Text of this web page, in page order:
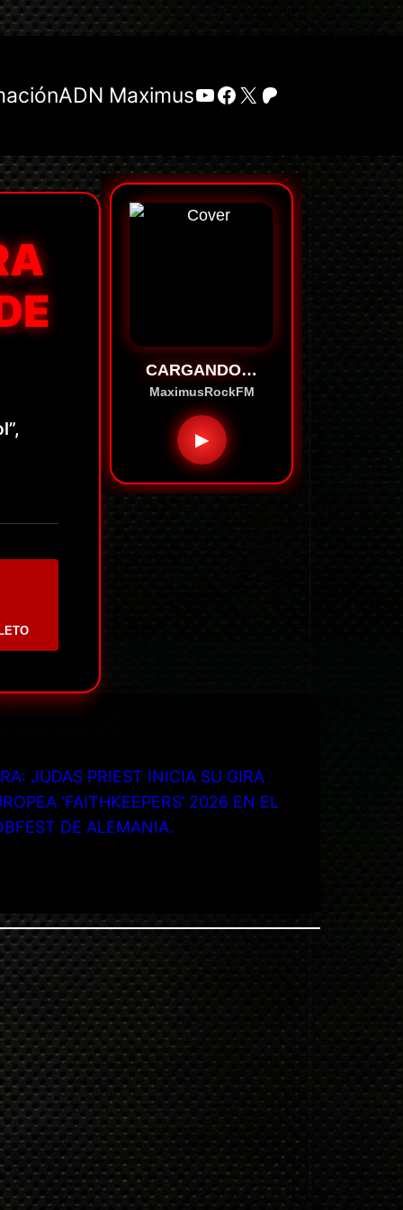
ADN MaximusYouTube
Facebook
X Patreon
CARGANDO…
MaximusRockFM
▶
JUDAS PRIEST INICIA SU GIRA
‘FAITHKEEPERS’ 2026 EN EL
DE ALEMANIA.